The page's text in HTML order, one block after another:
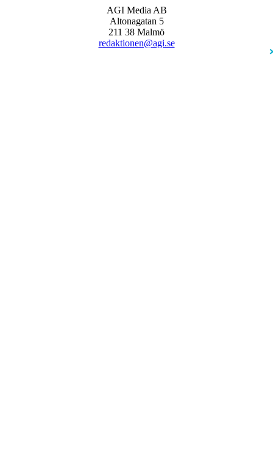
AGI Media AB
Altonagatan 5
211 38 Malmö
redaktionen@agi.se